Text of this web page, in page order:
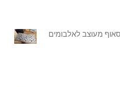
מעוצב לאלבומים